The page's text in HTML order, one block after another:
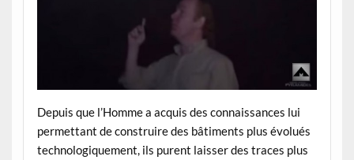
Depuis que l’Homme a acquis des connaissances lui
permettant de construire des bâtiments plus évolués
technologiquement, ils purent laisser des traces plus